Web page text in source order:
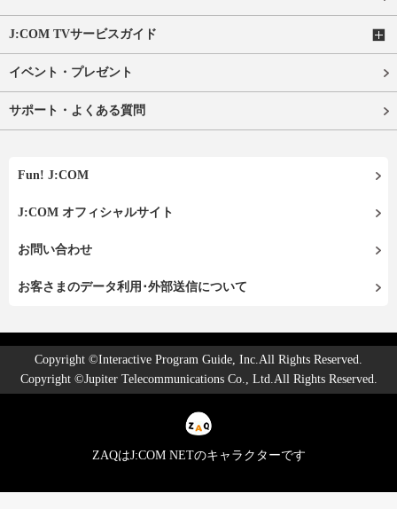
J:COM TVサービスガイド
イベント・プレゼント
サポート・よくある質問
Fun! J:COM
J:COM オフィシャルサイト
お問い合わせ
お客さまのデータ利用･外部送信について
Copyright ©Interactive Program Guide, Inc.All Rights Reserved.
Copyright ©Jupiter Telecommunications Co., Ltd.All Rights Reserved.
ZAQはJ:COM NETのキャラクターです